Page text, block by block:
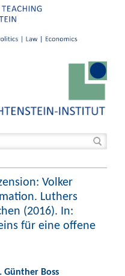
Volker
Luthers
(2016). In:
für eine offene
Günther Boss